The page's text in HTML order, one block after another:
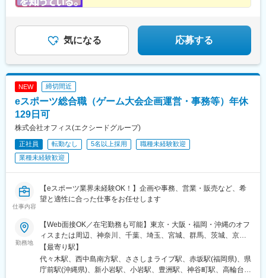
雑司ケ谷駅、赤羽駅、押上駅、錦糸町駅、中目黒駅、大崎駅、鶴
駅、屏風浦駅、金沢文庫駅、新羽駅、戸塚駅、上永谷駅、鶴ケ峰
駅、瀬谷駅、立場駅、青葉台駅、センター南駅、鹿島田駅、武蔵
鶴見駅、長津田駅、海老名駅(相模線)、大船駅、茅ケ崎駅、本厚木
駅、小田原駅、川崎駅、向ケ丘遊園駅、元住吉駅、橋本駅(神奈川
県)、大和駅(神奈川県)、中央林間駅、藤沢駅、本八幡駅(総武線)、
新浦安駅、新柏駅、木更津駅、南船橋駅、浦安駅(千葉県)、国府台
駅、京成八幡駅、谷津駅、幸谷駅、蘇我駅、新千葉駅、京成西船
浦和駅、大宮駅(埼玉県)、熊谷駅、所沢駅、川越駅、川口駅、都島
駅、野田阪神駅、桜島駅、阿波座駅、朝潮橋駅、津守駅、大阪上
駅、西天下茶屋駅、三国駅(大阪府)、横堤駅、住ノ江駅、喜連瓜破
駅、大阪梅田駅(阪急線)、堺筋本町駅、堺駅、深井駅、石津川駅、
駅、なんば駅(地下鉄)、西大橋駅、弁天町駅、北千里駅、曽根駅
(大阪府)、南摂津駅、大日駅、長堀橋駅、枚方公園駅、高槻駅、り
んくうタウン駅、八尾南駅、千里中央駅(北大阪急行)、古川橋駅、
伏見桃山駅、馬堀駅、淀駅、松井山手駅、常盤駅(京都府)、西京極
駅、醍醐駅(京都府)、六地蔵駅(京都市営)、洛西口駅、二条駅、五
条駅(京都市営)、上鳥羽口駅、貴船口駅、桃山駅、大池駅、中埠頭
気になる 応募する
NEW 締切間近
eスポーツ総合職（ゲーム大会企画運営・事務等）年休
129日可
株式会社オフィス(エクシードグループ)
正社員 転勤なし 5名以上採用
職種未経験歓迎
業種未経験歓迎
仕事内容
【eスポーツ業界未経験OK！】企画や事務、営業・販売など、希
望と適性に合った仕事をお任せします
勤務地
【Web面接OK／在宅勤務も可能】東京・大阪・福岡・沖縄のオフ
ィスまたは周辺、神奈川、千葉、埼玉、宮城、群馬、茨城、京
都、兵庫、奈良、滋賀、和歌山、愛知、三重、岐阜、静岡、香
川、愛媛、広島、岡山、福岡、佐賀、長崎、熊本、大分、宮崎、
鹿児島、沖縄の各勤務先★全国から応募可能！★関東・関西のみ
【最寄り駅】
代々木駅、西中島南方駅、ささしまライブ駅、赤坂駅(福岡県)、県
庁前駅(沖縄県)、新小岩駅、小岩駅、豊洲駅、神谷町駅、高輪台